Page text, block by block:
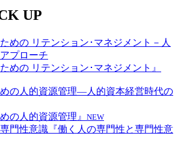
UP
めの リテンション･マネジメント』
の人的資源管理』 NEW
『働く人の専門性と専門性意